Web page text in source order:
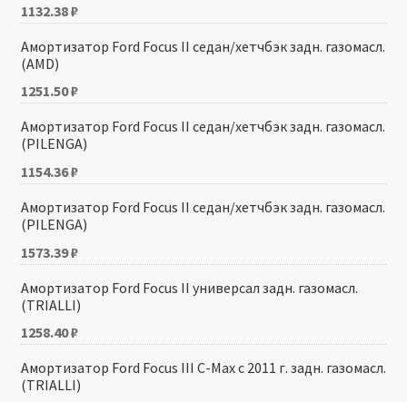
1132.38₽
Амортизатор Ford Focus II седан/хетчбэк задн. газомасл.
(AMD)
1251.50₽
Амортизатор Ford Focus II седан/хетчбэк задн. газомасл.
(PILENGA)
1154.36₽
Амортизатор Ford Focus II седан/хетчбэк задн. газомасл.
(PILENGA)
1573.39₽
Амортизатор Ford Focus II универсал задн. газомасл.
(TRIALLI)
1258.40₽
Амортизатор Ford Focus III C-Max с 2011 г. задн. газомасл.
(TRIALLI)